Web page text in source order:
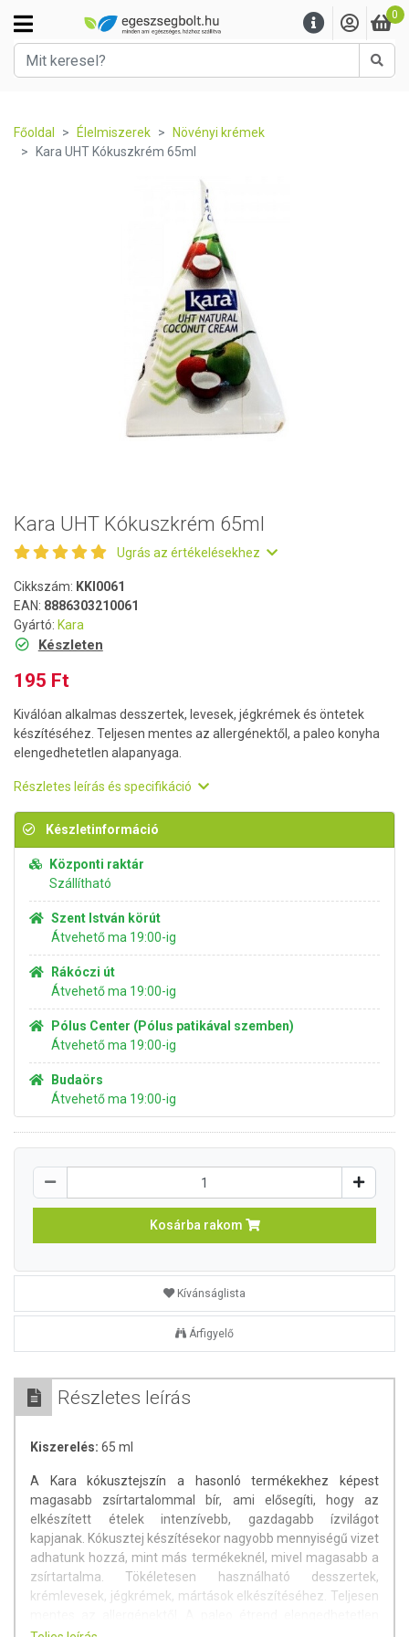
0
Főoldal Élelmiszerek
Növényi krémek
Kara UHT Kókuszkrém 65ml
Kara UHT Kókuszkrém 65ml
Ugrás az értékelésekhez
Cikkszám: KKI0061
EAN: 8886303210061
Gyártó: Kara
Készleten
195 Ft
Kiválóan alkalmas desszertek, levesek, jégkrémek és öntetek
készítéséhez. Teljesen mentes az allergénektől, a paleo konyha
elengedhetetlen alapanyaga.
Részletes leírás és specifikáció
Készletinformáció
Központi raktár
Szállítható
Szent István körút
Átvehető ma 19:00-ig
Rákóczi út
Átvehető ma 19:00-ig
Pólus Center (Pólus patikával szemben)
Átvehető ma 19:00-ig
Budaörs
Átvehető ma 19:00-ig
Kosárba rakom
Kívánságlista
Árfigyelő
Részletes leírás
Kiszerelés: 65 ml
A Kara kókusztejszín a hasonló termékekhez képest
magasabb zsírtartalommal bír, ami elősegíti, hogy az
elkészített ételek intenzívebb, gazdagabb ízvilágot
kapjanak. Kókusztej készítésekor nagyobb mennyiségű vizet
adhatunk hozzá, mint más termékeknél, mivel magasabb a
zsírtartalma. Tökéletesen használható desszertek,
krémlevesek, jégkrémek, mártások elkészítéséhez. Teljesen